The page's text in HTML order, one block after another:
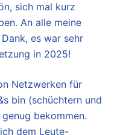
sich mal kurz
An alle meine
es war sehr
in 2025!
Netzwerken für
bin (schüchtern und
bekommen.
dem Leute-